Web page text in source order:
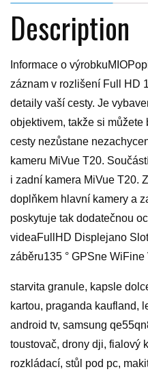
Description
Informace o
záznam v rozlišení Full HD
detaily vaší cesty. Je
objektivem, takže si
cesty nezůstane
kameru MiVue T20.
i zadní kamera MiVue T20.
doplňkem hlavní kamery a
poskytuje tak dodatečnou
videaFullHD Displejano
záběru135 ° GPSne
starvita granule, kapsle
kartou, praganda kaufland,
android tv, samsung
toustovač, drony dji, fialový
rozkládací, stůl pod pc,